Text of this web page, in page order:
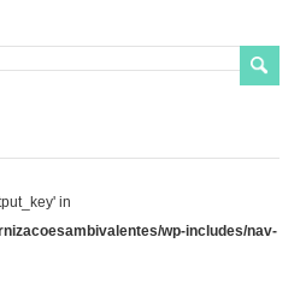
in
wp-includes/nav-